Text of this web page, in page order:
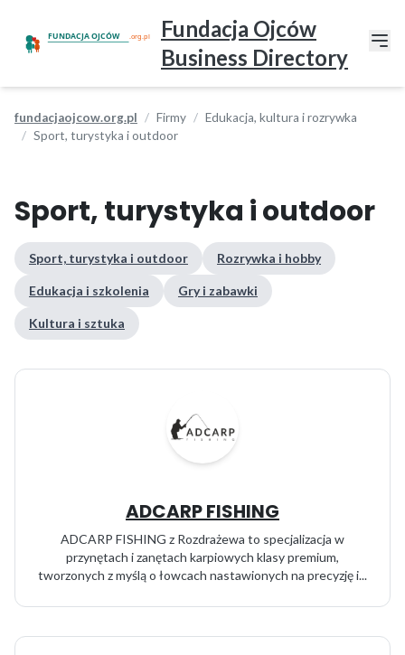
Fundacja Ojców
Business Directory
fundacjaojcow.org.pl Firmy
Edukacja, kultura i rozrywka
Sport, turystyka i outdoor
Sport, turystyka i outdoor
Sport, turystyka i outdoor Rozrywka i hobby
Edukacja i szkolenia Gry i zabawki
Kultura i sztuka
ADCARP FISHING
ADCARP FISHING z Rozdrażewa to specjalizacja w
przynętach i zanętach karpiowych klasy premium,
tworzonych z myślą o łowcach nastawionych na precyzję i...